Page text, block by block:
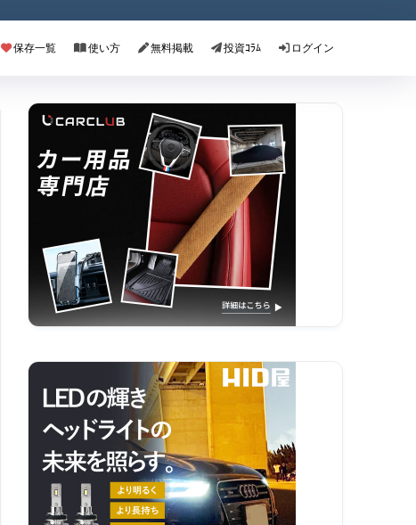
保存一覧 使い方 無料掲載 投資ｺﾗﾑ ログイン